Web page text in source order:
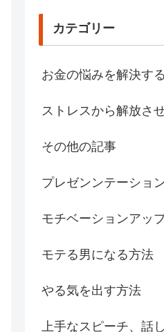
カテゴリー
お金の悩みを解決す
ストレスから解放さ
その他の記事
プレゼンンテーショ
モチベーションアッ
モテる男になる方法
やる気を出す方法
上手なスピーチ、話